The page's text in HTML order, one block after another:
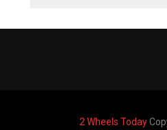
2 Wheels Today